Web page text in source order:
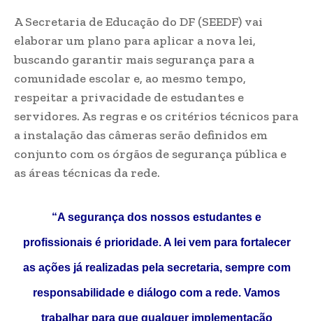
A Secretaria de Educação do DF (SEEDF) vai
elaborar um plano para aplicar a nova lei,
buscando garantir mais segurança para a
comunidade escolar e, ao mesmo tempo,
respeitar a privacidade de estudantes e
servidores. As regras e os critérios técnicos para
a instalação das câmeras serão definidos em
conjunto com os órgãos de segurança pública e
as áreas técnicas da rede.
“A segurança dos nossos estudantes e
profissionais é prioridade. A lei vem para fortalecer
as ações já realizadas pela secretaria, sempre com
responsabilidade e diálogo com a rede. Vamos
trabalhar para que qualquer implementação